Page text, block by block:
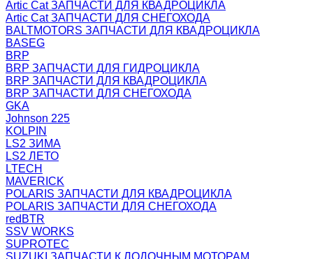
Artic Cat ЗАПЧАСТИ ДЛЯ КВАДРОЦИКЛА
Artic Cat ЗАПЧАСТИ ДЛЯ СНЕГОХОДА
BALTMOTORS ЗАПЧАСТИ ДЛЯ КВАДРОЦИКЛА
BASEG
BRP
BRP ЗАПЧАСТИ ДЛЯ ГИДРОЦИКЛА
BRP ЗАПЧАСТИ ДЛЯ КВАДРОЦИКЛА
BRP ЗАПЧАСТИ ДЛЯ СНЕГОХОДА
GKA
Johnson 225
KOLPIN
LS2 ЗИМА
LS2 ЛЕТО
LTECH
MAVERICK
POLARIS ЗАПЧАСТИ ДЛЯ КВАДРОЦИКЛА
POLARIS ЗАПЧАСТИ ДЛЯ СНЕГОХОДА
redBTR
SSV WORKS
SUPROTEC
SUZUKI ЗАПЧАСТИ К ЛОДОЧНЫМ МОТОРАМ